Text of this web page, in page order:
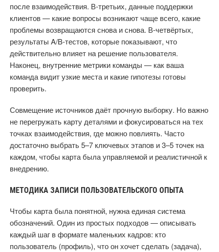
после взаимодействия. В-третьих, данные поддержки
клиентов — какие вопросы возникают чаще всего, какие
проблемы возвращаются снова и снова. В-четвёртых,
результаты A/B-тестов, которые показывают, что
действительно влияет на решение пользователя.
Наконец, внутренние метрики команды — как ваша
команда видит узкие места и какие гипотезы готовы
проверить.
Совмещение источников даёт прочную выборку. Но важно
не перегружать карту деталями и фокусироваться на тех
точках взаимодействия, где можно повлиять. Часто
достаточно выбрать 5–7 ключевых этапов и 3–5 точек на
каждом, чтобы карта была управляемой и реалистичной к
внедрению.
МЕТОДИКА ЗАПИСИ ПОЛЬЗОВАТЕЛЬСКОГО ОПЫТА
Чтобы карта была понятной, нужна единая система
обозначений. Один из простых подходов — описывать
каждый шаг в формате маленьких кадров: кто
пользователь (профиль), что он хочет сделать (задача),